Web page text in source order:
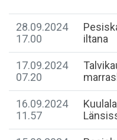
28.09.2024
17.00
iltana
17.09.2024
07.20
16.09.2024
11.57